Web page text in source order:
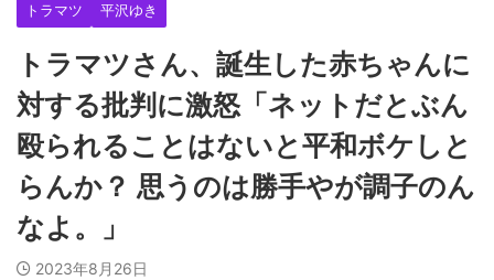
トラマツ 平沢ゆき
トラマツさん、誕生した赤ちゃんに
対する批判に激怒「ネットだとぶん
殴られることはないと平和ボケしと
らんか？ 思うのは勝手やが調子のん
なよ。」
2023年8月26日